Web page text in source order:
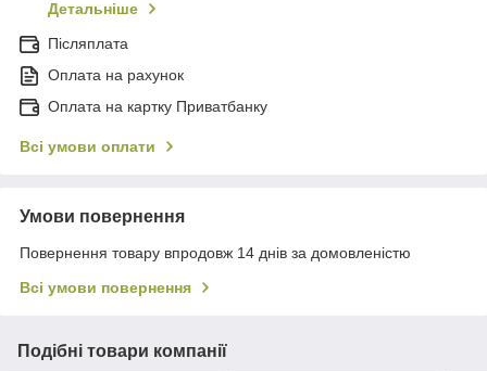
Детальніше
Післяплата
Оплата на рахунок
Оплата на картку Приватбанку
Всі умови оплати
Умови повернення
Повернення товару впродовж 14 днів за домовленістю
Всі умови повернення
Подібні товари компанії